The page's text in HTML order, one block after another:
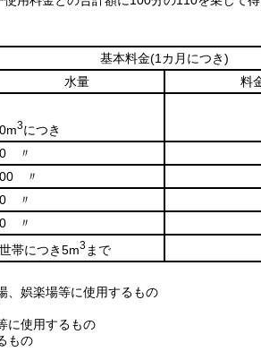
基本料金(1カ月につき)
水量
料
3につき
〃
〃
〃
〃
帯につき5m3 まで
、娯楽場等に使用するもの
に使用するもの
もの